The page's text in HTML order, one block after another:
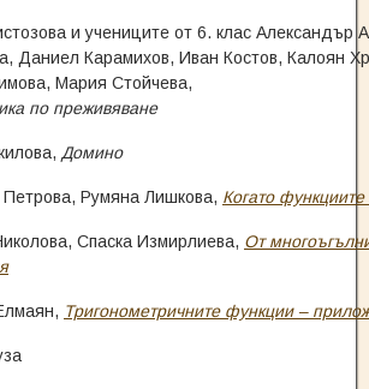
и учениците от 6. клас Александър
Даниел Карамихов, Иван Костов, Калоян
Мария Стойчева,
по преживяване
Домино
Румяна Лишкова, Когато функциите
Спаска Измирлиева, От
Тригонометричните функции –